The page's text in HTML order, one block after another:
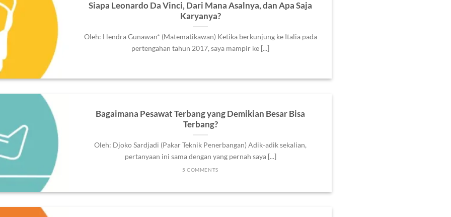
Siapa Leonardo Da Vinci, Dari Mana Asalnya, dan Apa Saja
Karyanya?
Oleh: Hendra Gunawan* (Matematikawan) Ketika berkunjung ke Italia pada
pertengahan tahun 2017, saya mampir ke [...]
Bagaimana Pesawat Terbang yang Demikian Besar Bisa
Terbang?
Oleh: Djoko Sardjadi (Pakar Teknik Penerbangan) Adik-adik sekalian,
pertanyaan ini sama dengan yang pernah saya [...]
5 COMMENTS